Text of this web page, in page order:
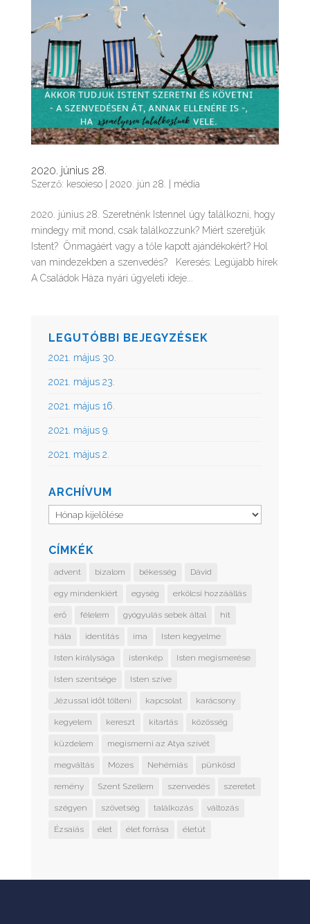
2020. június 28.
Szerző: kesoieso| 2020. jún 28. média
2020. június 28. Szeretnénk Istennel úgy találkozni, hogy
mindegy mit mond, csak találkozzunk? Miért szeretjük
Istent? Önmagáért vagy a tőle kapott ajándékokért? Hol
van mindezekben a szenvedés? Keresés: Legújabb hírek
A Családok Háza nyári ügyeleti ideje...
LEGUTÓBBI BEJEGYZÉSEK
2021. május 30.
2021. május 23.
2021. május 16.
2021. május 9.
2021. május 2.
ARCHÍVUM
Archívum
CÍMKÉK
advent bizalom békesség Dávid
egy mindenkiért egység erkölcsi hozzáállás
erő félelem gyógyulás sebek által hit
hála identitás ima Isten kegyelme
Isten királysága istenkép Isten megismerése
Isten szentsége Isten szíve
Jézussal időt tölteni kapcsolat karácsony
kegyelem kereszt kitartás közösség
küzdelem megismerni az Atya szívét
megváltás Mózes Nehémiás pünkösd
remény Szent Szellem szenvedés szeretet
szégyen szövetség találkozás változás
Ézsaiás élet élet forrása életút